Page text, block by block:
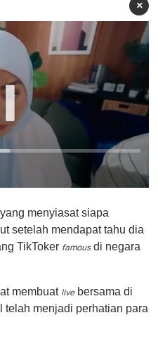
×
menyiasat siapa
setelah mendapat tahu dia
TikToker famousdi negara
membuat livebersama di
telah menjadi perhatian para